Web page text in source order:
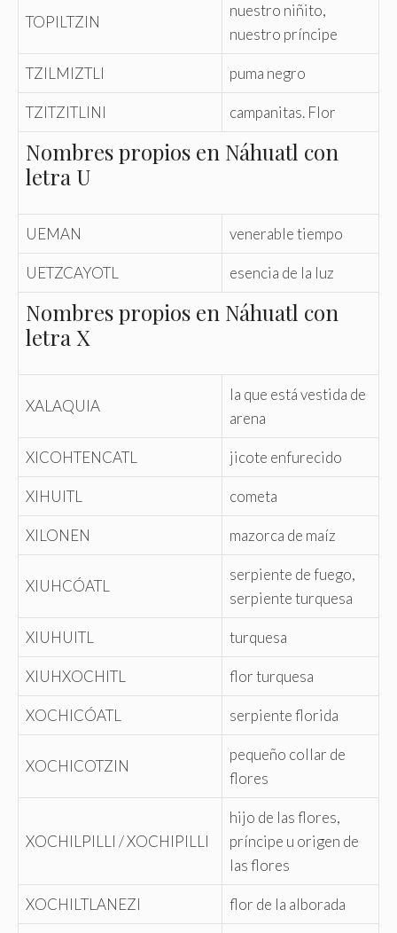
TOPILTZIN
nuestro niñito,
nuestro príncipe
TZILMIZTLI puma negro
TZITZITLINI campanitas. Flor
Nombres propios en Náhuatl con
letra U
UEMAN venerable tiempo
UETZCAYOTL esencia de la luz
Nombres propios en Náhuatl con
letra X
XALAQUIA
la que está vestida de
arena
XICOHTENCATL jicote enfurecido
XIHUITL cometa
XILONEN mazorca de maíz
XIUHCÓATL
serpiente de fuego,
serpiente turquesa
XIUHUITL turquesa
XIUHXOCHITL flor turquesa
XOCHICÓATL serpiente florida
XOCHICOTZIN
pequeño collar de
flores
XOCHILPILLI / XOCHIPILLI
hijo de las flores,
príncipe u origen de
las flores
XOCHILTLANEZI flor de la alborada